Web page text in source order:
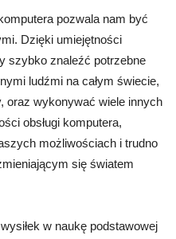
pozwala nam być
Dzięki umiejętności
szybko znaleźć potrzebne
ludźmi na całym świecie,
oraz wykonywać wiele innych
obsługi komputera,
możliwościach i trudno
się światem
w naukę podstawowej